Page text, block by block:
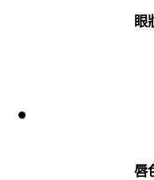
眼
唇